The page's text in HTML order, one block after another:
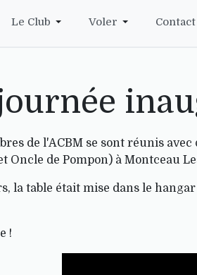
Le Club Voler Contact
de l'ACBM se sont réunis
Oncle de Pompon) à Montceau
la table était mise dans le
!